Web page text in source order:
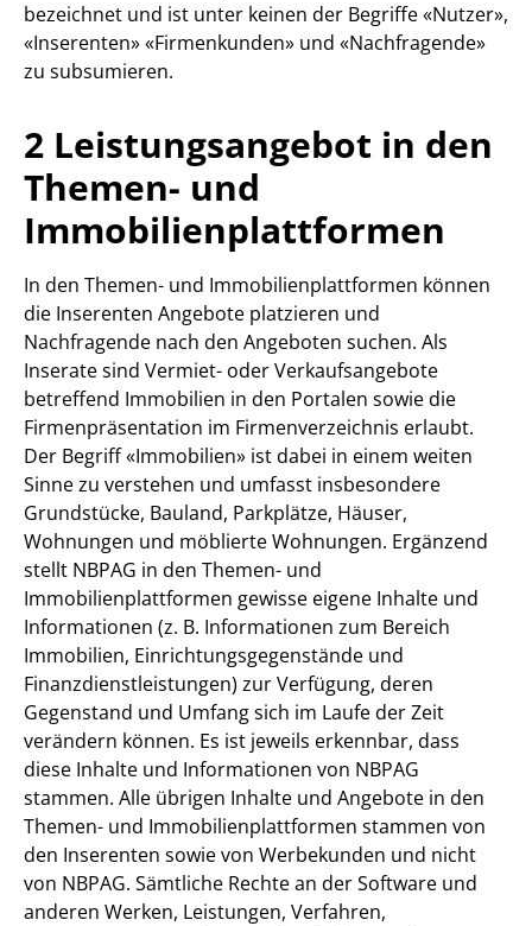
bezeichnet und ist unter keinen der Begriffe «Nutzer»,
«Inserenten» «Firmenkunden» und «Nachfragende»
zu subsumieren.
2 Leistungsangebot in den
Themen- und
Immobilienplattformen
In den Themen- und Immobilienplattformen können
die Inserenten Angebote platzieren und
Nachfragende nach den Angeboten suchen. Als
Inserate sind Vermiet- oder Verkaufsangebote
betreffend Immobilien in den Portalen sowie die
Firmenpräsentation im Firmenverzeichnis erlaubt.
Der Begriff «Immobilien» ist dabei in einem weiten
Sinne zu verstehen und umfasst insbesondere
Grundstücke, Bauland, Parkplätze, Häuser,
Wohnungen und möblierte Wohnungen. Ergänzend
stellt NBPAG in den Themen- und
Immobilienplattformen gewisse eigene Inhalte und
Informationen (z. B. Informationen zum Bereich
Immobilien, Einrichtungsgegenstände und
Finanzdienstleistungen) zur Verfügung, deren
Gegenstand und Umfang sich im Laufe der Zeit
verändern können. Es ist jeweils erkennbar, dass
diese Inhalte und Informationen von NBPAG
stammen. Alle übrigen Inhalte und Angebote in den
Themen- und Immobilienplattformen stammen von
den Inserenten sowie von Werbekunden und nicht
von NBPAG. Sämtliche Rechte an der Software und
anderen Werken, Leistungen, Verfahren,